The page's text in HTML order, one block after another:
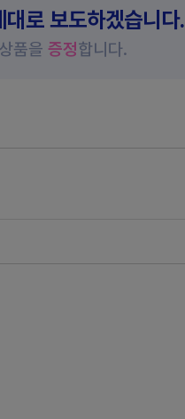
로 보도하겠습니다.
품을 증정합니다.